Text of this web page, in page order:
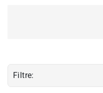
Filtre: